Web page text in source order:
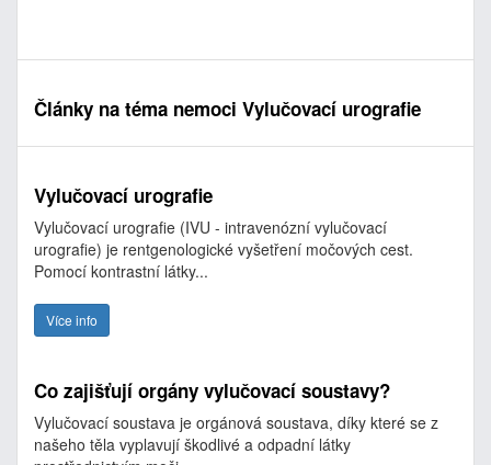
Články na téma nemoci Vylučovací urografie
Vylučovací urografie
Vylučovací urografie (IVU - intravenózní vylučovací
urografie) je rentgenologické vyšetření močových cest.
Pomocí kontrastní látky...
Více info
Co zajišťují orgány vylučovací soustavy?
Vylučovací soustava je orgánová soustava, díky které se z
našeho těla vyplavují škodlivé a odpadní látky